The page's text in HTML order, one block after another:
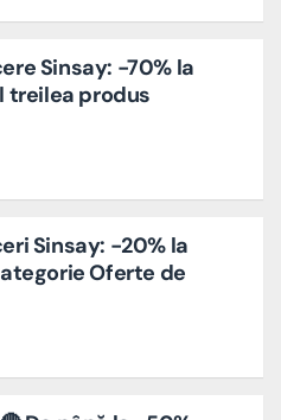
Sinsay: -70% la
treilea produs
Sinsay: -20% la
Oferte de